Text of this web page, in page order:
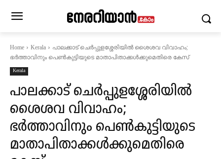
Home Kerala
പാലക്കാട് ചെർപ്പുളശ്ശേരിയിൽ ശൈശവ വിവാഹം;
ഭർത്താവിനും പെൺകുട്ടിയുടെ മാതാപിതാക്കൾക്കുമെതിരെ കേസ്
Kerala
പാലക്കാട് ചെർപ്പുളശ്ശേരിയിൽ
ശൈശവ വിവാഹം;
ഭർത്താവിനും പെൺകുട്ടിയുടെ
മാതാപിതാക്കൾക്കുമെതിരെ